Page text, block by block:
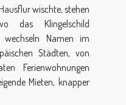
wischte, stehen
das Klingelschild
wechseln Namen im
Städten, von
Ferienwohnungen
Mieten, knapper